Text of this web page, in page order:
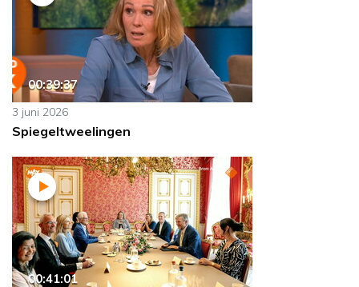
00:39:37
3 juni 2026
Spiegeltweelingen
00:41:01